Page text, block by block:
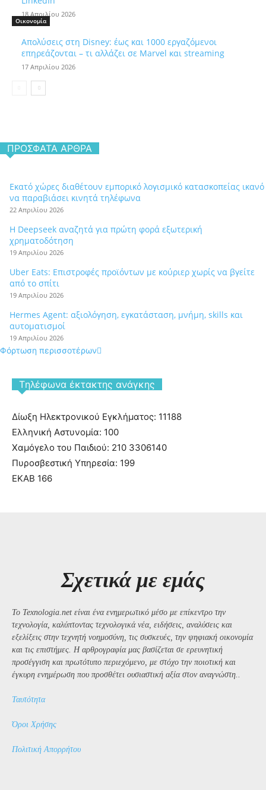
18 Απριλίου 2026
Οικονομία
Απολύσεις στη Disney: έως και 1000 εργαζόμενοι
επηρεάζονται – τι αλλάζει σε Marvel και streaming
17 Απριλίου 2026
ΠΡΌΣΦΑΤΑ ΆΡΘΡΑ
Εκατό χώρες διαθέτουν εμπορικό λογισμικό κατασκοπείας ικανό
να παραβιάσει κινητά τηλέφωνα
22 Απριλίου 2026
Η Deepseek αναζητά για πρώτη φορά εξωτερική
χρηματοδότηση
19 Απριλίου 2026
Uber Eats: Επιστροφές προϊόντων με κούριερ χωρίς να βγείτε
από το σπίτι
19 Απριλίου 2026
Hermes Agent: αξιολόγηση, εγκατάσταση, μνήμη, skills και
αυτοματισμοί
19 Απριλίου 2026
Φόρτωση περισσοτέρων
Tηλέφωνα έκτακτης ανάγκης
Δίωξη Ηλεκτρονικού Εγκλήματος: 11188
Ελληνική Αστυνομία: 100
Χαμόγελο του Παιδιού: 210 3306140
Πυροσβεστική Υπηρεσία: 199
ΕΚΑΒ 166
Σχετικά με εμάς
Το Texnologia.net είναι ένα ενημερωτικό μέσο με επίκεντρο την
τεχνολογία, καλύπτοντας τεχνολογικά νέα, ειδήσεις, αναλύσεις και
εξελίξεις στην τεχνητή νοημοσύνη, τις συσκευές, την ψηφιακή οικονομία
και τις επιστήμες. Η αρθρογραφία μας βασίζεται σε ερευνητική
προσέγγιση και πρωτότυπο περιεχόμενο, με στόχο την ποιοτική και
έγκυρη ενημέρωση που προσθέτει ουσιαστική αξία στον αναγνώστη..
Ταυτότητα
Όροι Χρήσης
Πολιτική Απορρήτου